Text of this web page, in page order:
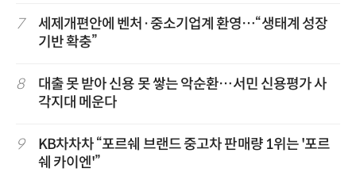
7
세제개편안에 벤처·중소기업계 환영…“생태계 성장
기반 확충”
8
대출 못 받아 신용 못 쌓는 악순환…서민 신용평가 사
각지대 메운다
9
KB차차차 “포르쉐 브랜드 중고차 판매량 1위는 '포르
쉐 카이엔'”